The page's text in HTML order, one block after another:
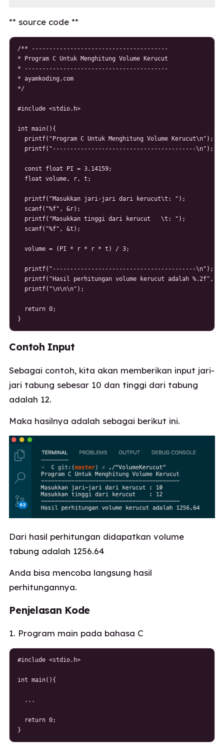
** source code **
/** ---------------------------------------
* Program C Untuk Menghitung Volume Kerucut
* -----------------------------------------
* ayamkoding.com
*/
#include <stdio.h>
int main(){
  printf("Program C Untuk Menghitung Volume Kerucut\n");
  printf("-----------------------------------------\n");
  const float PI = 3.14159;
  float volume, r, t;
  printf("Masukkan jari-jari dari kerucut\t: ");
  scanf("%f", &r);
  printf("Masukkan tinggi dari kerucut   \t: ");
  scanf("%f", &t);
  volume = (PI * r * r * t) / 3;
  printf("-----------------------------------------\n");
printf("Hasil perhitungan volume kerucut adalah %.2f",
  printf("\n\n\n");
  return 0;
}
Contoh Input
Sebagai contoh, kita akan memberikan input jari-
jari tabung sebesar 10 dan tinggi dari tabung
adalah 12.
Maka hasilnya adalah sebagai berikut ini.
Dari hasil perhitungan didapatkan volume
tabung adalah 1256.64
Anda bisa mencoba langsung hasil
perhitungannya.
Penjelasan Kode
1. Program main pada bahasa C
#include <stdio.h>
int main(){
  ...
  return 0;
}